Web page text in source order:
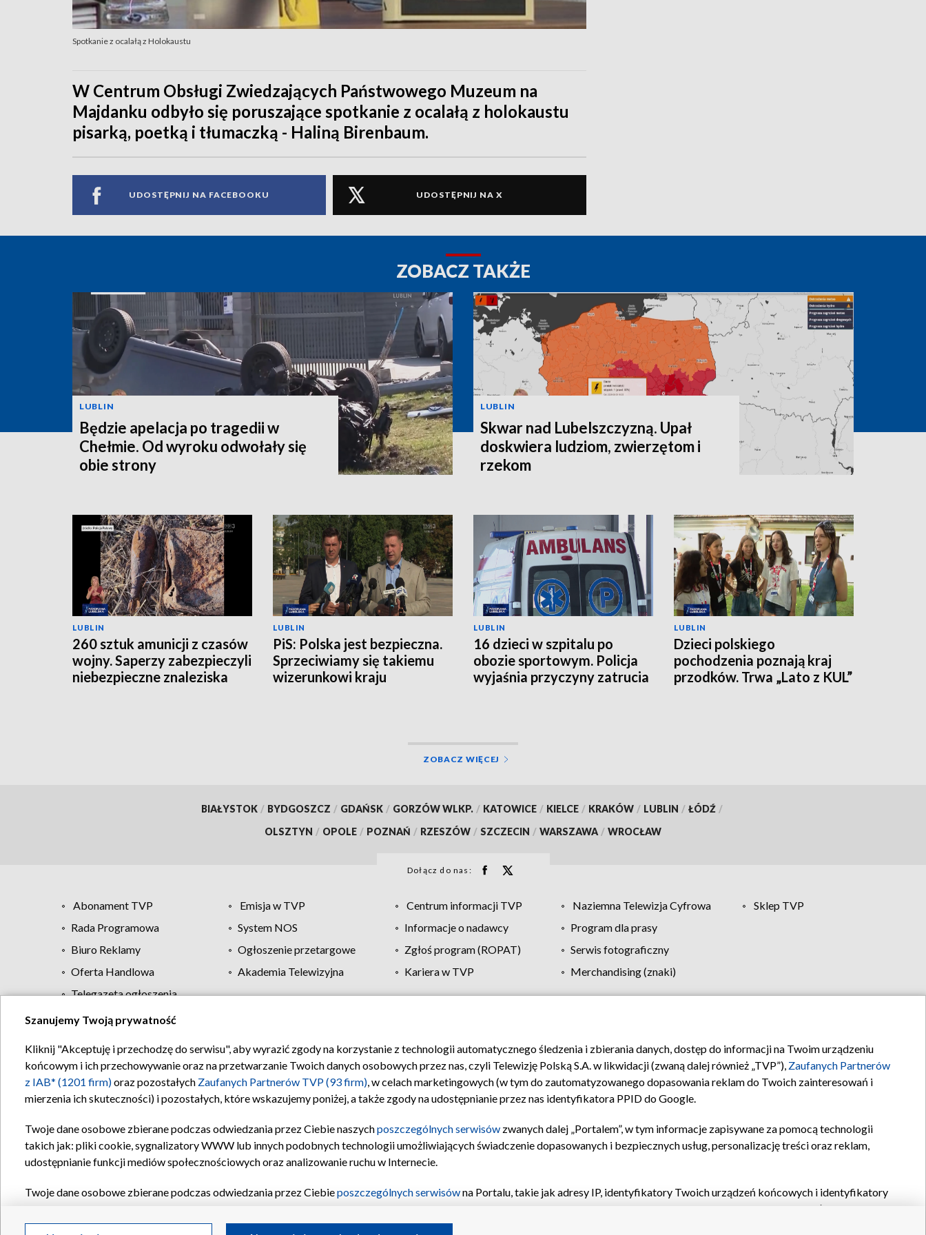
Spotkanie z ocalałą z Holokaustu
W Centrum Obsługi Zwiedzających Państwowego Muzeum na
Majdanku odbyło się poruszające spotkanie z ocalałą z holokaustu
pisarką, poetką i tłumaczką - Haliną Birenbaum.
UDOSTĘPNIJ NA FACEBOOKU UDOSTĘPNIJ NA X
ZOBACZ TAKŻE
LUBLIN
Będzie apelacja po tragedii w
Chełmie. Od wyroku odwołały się
obie strony
LUBLIN
Skwar nad Lubelszczyzną. Upał
doskwiera ludziom, zwierzętom i
rzekom
LUBLIN
260 sztuk amunicji z czasów
wojny. Saperzy zabezpieczyli
niebezpieczne znaleziska
LUBLIN
PiS: Polska jest bezpieczna.
Sprzeciwiamy się takiemu
wizerunkowi kraju
LUBLIN
16 dzieci w szpitalu po
obozie sportowym. Policja
wyjaśnia przyczyny zatrucia
LUBLIN
Dzieci polskiego
pochodzenia poznają kraj
przodków. Trwa „Lato z KUL”
ZOBACZ WIĘCEJ
BIAŁYSTOK / BYDGOSZCZ / GDAŃSK / GORZÓW WLKP. / KATOWICE / KIELCE / KRAKÓW / LUBLIN / ŁÓDŹ /
OLSZTYN / OPOLE / POZNAŃ / RZESZÓW / SZCZECIN / WARSZAWA / WROCŁAW
Dołącz do nas:
Abonament TVP Emisja w TVP Centrum informacji TVP Naziemna Telewizja Cyfrowa
Sklep TVP
Rada Programowa
System NOS Informacje o nadawcy
Program dla prasy
Biuro Reklamy
Ogłoszenie przetargowe Zgłoś program (ROPAT)
Serwis fotograficzny
Oferta Handlowa
Akademia Telewizyjna Kariera w TVP
Merchandising (znaki)
Telegazeta ogłoszenia
Regulamin TVP Polityka prywatności Moje zgody Pomoc Biuro reklamy Kontakt
Szanujemy Twoją prywatność
Kliknij "Akceptuję i przechodzę do serwisu", aby wyrazić zgody na korzystanie z technologii automatycznego śledzenia i zbierania danych, dostęp do informacji na Twoim urządzeniu
końcowym i ich przechowywanie oraz na przetwarzanie Twoich danych osobowych przez nas, czyli Telewizję Polską S.A. w likwidacji (zwaną dalej również „TVP”), Zaufanych Partnerów
z IAB* (1201 firm)oraz pozostałych Zaufanych Partnerów TVP (93 firm), w celach marketingowych (w tym do zautomatyzowanego dopasowania reklam do Twoich zainteresowań i
mierzenia ich skuteczności) i pozostałych, które wskazujemy poniżej, a także zgody na udostępnianie przez nas identyfikatora PPID do Google.
Twoje dane osobowe zbierane podczas odwiedzania przez Ciebie naszychposzczególnych serwisów zwanych dalej „Portalem”, w tym informacje zapisywane za pomocą technologii
takich jak: pliki cookie, sygnalizatory WWW lub innych podobnych technologii umożliwiających świadczenie dopasowanych i bezpiecznych usług, personalizację treści oraz reklam,
udostępnianie funkcji mediów społecznościowych oraz analizowanie ruchu w Internecie.
Twoje dane osobowe zbierane podczas odwiedzania przez Ciebieposzczególnych serwisówna Portalu, takie jak adresy IP, identyfikatory Twoich urządzeń końcowych i identyfikatory
oraz pozostałych
Partnerów TVPdla realizacji następujących celów i funkcji: przechowywania informacji na urządzeniu lub dostęp do nich, wyboru podstawowych reklam, wyboru spersonalizowanych